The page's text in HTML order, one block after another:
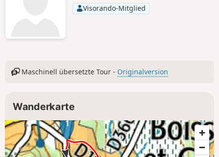
Visorando-Mitglied
Maschinell übersetzte Tour - Originalversion
Wanderkarte
1